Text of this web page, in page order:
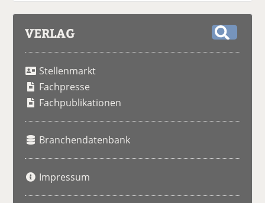
VERLAG
Stellenmarkt
Fachpresse
Fachpublikationen
Branchendatenbank
Impressum